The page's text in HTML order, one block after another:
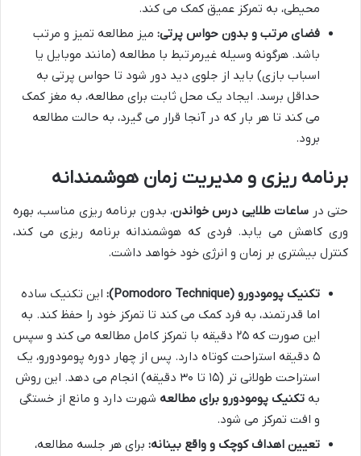
محیطی، به تمرکز عمیق کمک می کند.
فضای مرتب و بدون حواس پرتی: میز مطالعه تمیز و مرتب
باشد. هرگونه وسیله غیرمرتبط با مطالعه (مانند موبایل یا
اسباب بازی) باید از جلوی دید دور شود تا حواس پرتی به
حداقل برسد. ایجاد یک محل ثابت برای مطالعه، به مغز کمک
می کند تا هر بار که در آنجا قرار می گیرد، به حالت مطالعه
برود.
برنامه ریزی و مدیریت زمان هوشمندانه
حتی در ساعات طلایی درس خواندن، بدون برنامه ریزی مناسب، بهره
وری کاهش می یابد. فردی که هوشمندانه برنامه ریزی می کند،
کنترل بیشتری بر زمان و انرژی خود خواهد داشت.
تکنیک پومودورو (Pomodoro Technique):
این تکنیک ساده
اما قدرتمند، به فرد کمک می کند تا تمرکز خود را حفظ کند. به
این صورت که ۲۵ دقیقه با تمرکز کامل مطالعه می کند و سپس
۵ دقیقه استراحت کوتاه دارد. پس از چهار دوره پومودورو، یک
استراحت طولانی تر (۱۵ تا ۳۰ دقیقه) انجام می دهد. این روش
به تکنیک پومودورو برای مطالعه شهرت دارد و مانع از خستگی
و افت تمرکز می شود.
تعیین اهداف کوچک و واقع بینانه: برای هر جلسه مطالعه،